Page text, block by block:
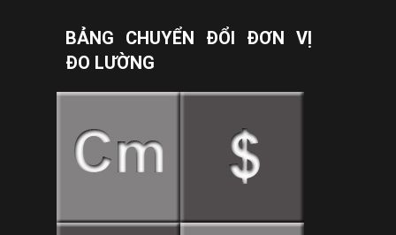
BẢNG CHUYỂN ĐỔI ĐƠN VỊ
ĐO LƯỜNG